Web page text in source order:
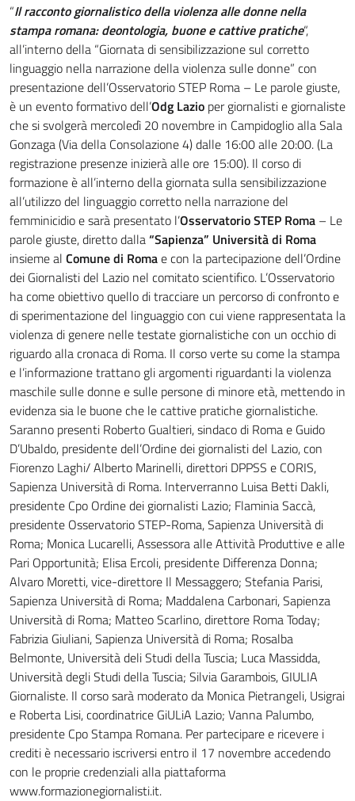
“Il racconto giornalistico della violenza alle donne nella
stampa romana: deontologia, buone e cattive pratiche“,
all’interno della “Giornata di sensibilizzazione sul corretto
linguaggio nella narrazione della violenza sulle donne” con
presentazione dell’Osservatorio STEP Roma – Le parole giuste,
è un evento formativo dell’Odg Lazio per giornalisti e giornaliste
che si svolgerà mercoledì 20 novembre in Campidoglio alla Sala
Gonzaga (Via della Consolazione 4) dalle 16:00 alle 20:00. (La
registrazione presenze inizierà alle ore 15:00). Il corso di
formazione è all’interno della giornata sulla sensibilizzazione
all’utilizzo del linguaggio corretto nella narrazione del
femminicidio e sarà presentato l’Osservatorio STEP Roma – Le
parole giuste, diretto dalla“Sapienza” Università di Roma
insieme al Comune di Romae con la partecipazione dell’Ordine
dei Giornalisti del Lazio nel comitato scientifico. L’Osservatorio
ha come obiettivo quello di tracciare un percorso di confronto e
di sperimentazione del linguaggio con cui viene rappresentata la
violenza di genere nelle testate giornalistiche con un occhio di
riguardo alla cronaca di Roma. Il corso verte su come la stampa
e l’informazione trattano gli argomenti riguardanti la violenza
maschile sulle donne e sulle persone di minore età, mettendo in
evidenza sia le buone che le cattive pratiche giornalistiche.
Saranno presenti Roberto Gualtieri, sindaco di Roma e Guido
D’Ubaldo, presidente dell’Ordine dei giornalisti del Lazio, con
Fiorenzo Laghi/ Alberto Marinelli, direttori DPPSS e CORIS,
Sapienza Università di Roma. Interverranno Luisa Betti Dakli,
presidente Cpo Ordine dei giornalisti Lazio; Flaminia Saccà,
presidente Osservatorio STEP-Roma, Sapienza Università di
Roma; Monica Lucarelli, Assessora alle Attività Produttive e alle
Pari Opportunità; Elisa Ercoli, presidente Differenza Donna;
Alvaro Moretti, vice-direttore Il Messaggero; Stefania Parisi,
Sapienza Università di Roma; Maddalena Carbonari, Sapienza
Università di Roma; Matteo Scarlino, direttore Roma Today;
Fabrizia Giuliani, Sapienza Università di Roma; Rosalba
Belmonte, Università deli Studi della Tuscia; Luca Massidda,
Università degli Studi della Tuscia; Silvia Garambois, GIULIA
Giornaliste. Il corso sarà moderato da Monica Pietrangeli, Usigrai
e Roberta Lisi, coordinatrice GiULiA Lazio; Vanna Palumbo,
presidente Cpo Stampa Romana. Per partecipare e ricevere i
crediti è necessario iscriversi entro il 17 novembre accedendo
con le proprie credenziali alla piattaforma
www.formazionegiornalisti.it.